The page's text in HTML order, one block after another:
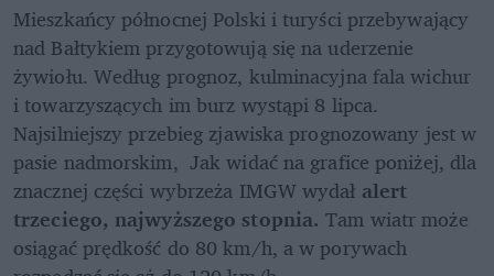
Mieszkańcy północnej Polski i turyści przebywający
nad Bałtykiem przygotowują się na uderzenie
żywiołu. Według prognoz, kulminacyjna fala wichur
i towarzyszących im burz wystąpi 8 lipca.
Najsilniejszy przebieg zjawiska prognozowany jest w
pasie nadmorskim,  Jak widać na grafice poniżej, dla
znacznej części wybrzeża IMGW wydał alert
trzeciego, najwyższego stopnia. Tam wiatr może
osiągać prędkość do 80 km/h, a w porywach